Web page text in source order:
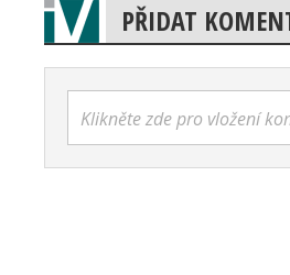
PŘIDAT
Klikněte zde pro vložení